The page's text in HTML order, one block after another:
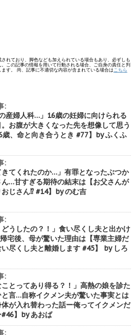
れており、脚色なども加えられている場合もあり、必ずしも
この記事の情報を用いて行動される場合、ご自身の責任と判
す。 尚、記事に不適切な内容が含まれている場合は こちら
:
の産婦人科…」16歳の妊婦に向けられる
お腹が大きくなった先を想像して思う
歳、命と向き合うとき #77】by ふくふ
:
きてくれたのか…」有罪となったぶつか
ん…甘すぎる期待の結末は【お父さんが
じさん⁉︎ #14】by のむ吉
:
どうしたの？！」食い尽くし夫と出かけ
宅後、母が驚いた理由は【専業主婦だ
尽くし夫と離婚します #45】 by しろ
:
ことってあり得る？！」高熱の娘を診た
と言…自称イクメン夫が驚いた事実とは
体が入れ替わった話ー俺ってイクメンだ
】by あおば
: